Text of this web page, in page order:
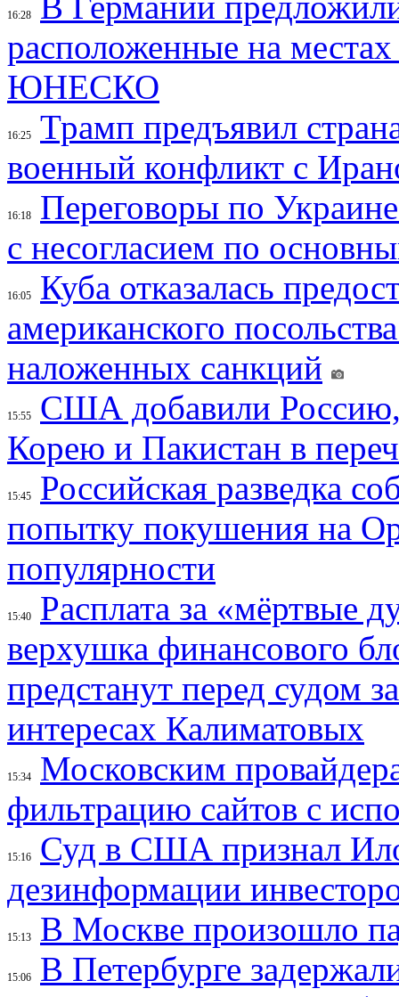
16:28
расположенные на
ЮНЕСКО
16:25
Трамп предъявил
военный конфликт с
16:18
Переговоры по
с несогласием по
16:05
Куба отказалась
американского
наложенных санкций
15:55
США добавили
Корею и Пакистан в
15:45
Российская разведка
попытку покушения на
популярности
15:40
Расплата за «мёртвые
верхушка финансового
предстанут перед судом
интересах Калиматовых
15:34
Московским
фильтрацию сайтов с
15:16
Суд в США признал
дезинформации
15:13 В Москве произошло
15:06
В Петербурге